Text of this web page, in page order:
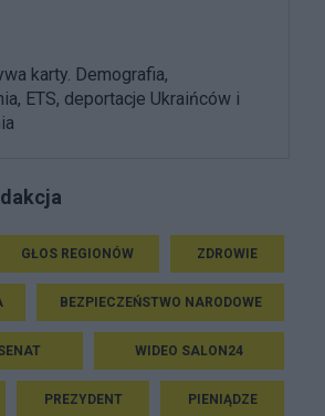
karty. Demografia,
ETS, deportacje Ukraińców i
GŁOS REGIONÓW ZDROWIE
BEZPIECZEŃSTWO NARODOWE
WIDEO SALON24
PREZYDENT PIENIĄDZE